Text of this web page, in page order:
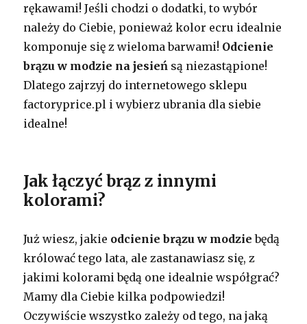
rękawami! Jeśli chodzi o dodatki, to wybór
należy do Ciebie, ponieważ kolor ecru idealnie
komponuje się z wieloma barwami! Odcienie
brązu w modzie na jesień są niezastąpione!
Dlatego zajrzyj do internetowego sklepu
factoryprice.pl i wybierz ubrania dla siebie
idealne!
Jak łączyć brąz z innymi
kolorami?
Już wiesz, jakie odcienie brązu w modzie będą
królować tego lata, ale zastanawiasz się, z
jakimi kolorami będą one idealnie współgrać?
Mamy dla Ciebie kilka podpowiedzi!
Oczywiście wszystko zależy od tego, na jaką